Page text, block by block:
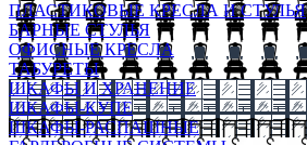
ПЛАСТИКОВЫЕ КРЕСЛА И СТУЛЬЯ
БАРНЫЕ СТУЛЬЯ
ОФИСНЫЕ КРЕСЛА
ТАБУРЕТЫ
ШКАФЫ И ХРАНЕНИЕ
ШКАФЫ-КУПЕ
ШКАФЫ-РАСПАШНЫЕ